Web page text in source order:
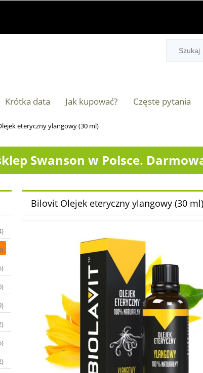
Krótka data Jak kupować? Częste pytania
eteryczny ylangowy (30 ml)
Swanson w Polsce.
Bilovit Olejek eteryczny ylangowy (30 ml)